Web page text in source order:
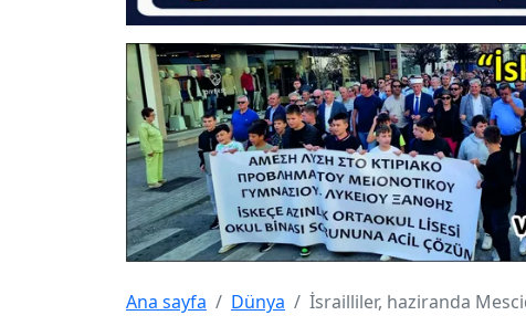
Ana sayfa Dünya İsrailliler, haziranda